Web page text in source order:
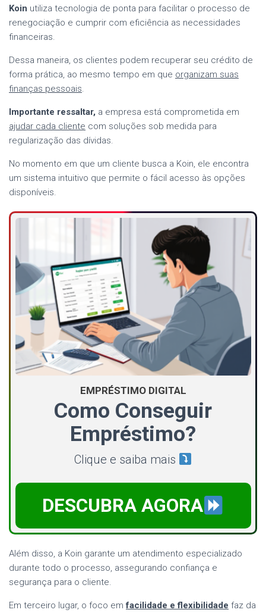
Koin utiliza tecnologia de ponta para facilitar o processo de
renegociação e cumprir com eficiência as necessidades
financeiras.
Dessa maneira, os clientes podem recuperar seu crédito de
forma prática, ao mesmo tempo em que organizam suas
finanças pessoais.
Importante ressaltar, a empresa está comprometida em
ajudar cada cliente com soluções sob medida para
regularização das dívidas.
No momento em que um cliente busca a Koin, ele encontra
um sistema intuitivo que permite o fácil acesso às opções
disponíveis.
EMPRÉSTIMO DIGITAL
Como Conseguir
Empréstimo?
Clique e saiba mais
DESCUBRA AGORA
Além disso, a Koin garante um atendimento especializado
durante todo o processo, assegurando confiança e
segurança para o cliente.
Em terceiro lugar, o foco emfacilidade e flexibilidade faz da